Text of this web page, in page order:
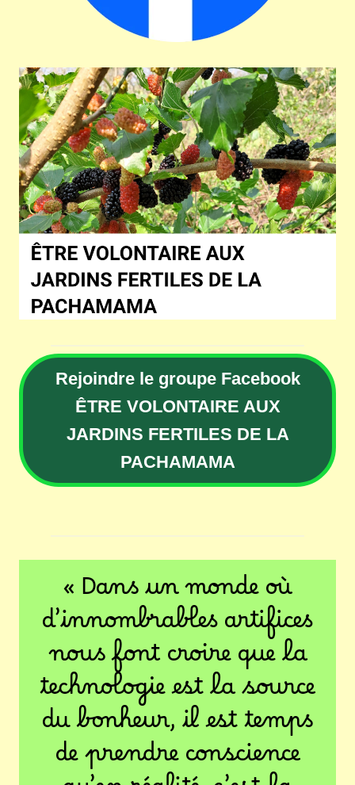
Rejoindre le groupe Facebook
ÊTRE VOLONTAIRE AUX
JARDINS FERTILES DE LA
PACHAMAMA
« Dans un monde où
d’innombrables artifices
nous font croire que la
technologie est la source
du bonheur, il est temps
de prendre conscience